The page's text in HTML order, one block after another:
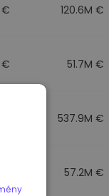
€ 120.6M €
€ 51.7M €
537.9M €
57.2M €